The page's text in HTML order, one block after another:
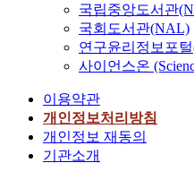
국립중앙도서관
국회도서관(NAL)
연구윤리정보포
사이언스온
이용약관
개인정보처리방침
개인정보 재동의
기관소개